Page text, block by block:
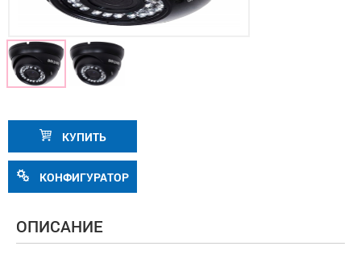
КУПИТЬ
КОНФИГУРАТОР
ОПИСАНИЕ